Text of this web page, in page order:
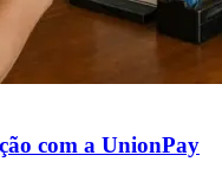
com a UnionPay